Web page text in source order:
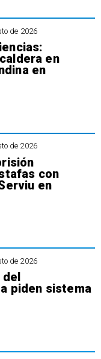
de 2026
en
en
de 2026
con
en
de 2026
piden sistema